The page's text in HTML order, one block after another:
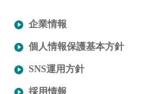
企業情報
個人情報保護基本方針
SNS運用方針
採用情報